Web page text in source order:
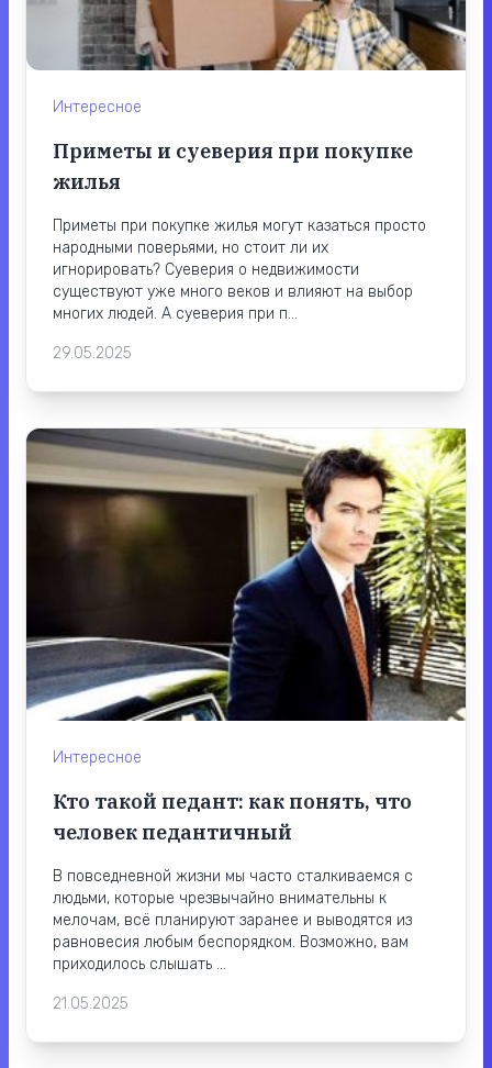
Интересное
Приметы и суеверия при покупке
жилья
Приметы при покупке жилья могут казаться просто
народными поверьями, но стоит ли их
игнорировать? Суеверия о недвижимости
существуют уже много веков и влияют на выбор
многих людей. А суеверия при п...
29.05.2025
Интересное
Кто такой педант: как понять, что
человек педантичный
В повседневной жизни мы часто сталкиваемся с
людьми, которые чрезвычайно внимательны к
мелочам, всё планируют заранее и выводятся из
равновесия любым беспорядком. Возможно, вам
приходилось слышать ...
21.05.2025